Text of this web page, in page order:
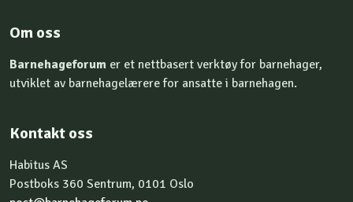
Om oss
Barnehageforum er et nettbasert verktøy for barnehager,
utviklet av barnehagelærere for ansatte i barnehagen.
Kontakt oss
Habitus AS
Postboks 360 Sentrum, 0101 Oslo